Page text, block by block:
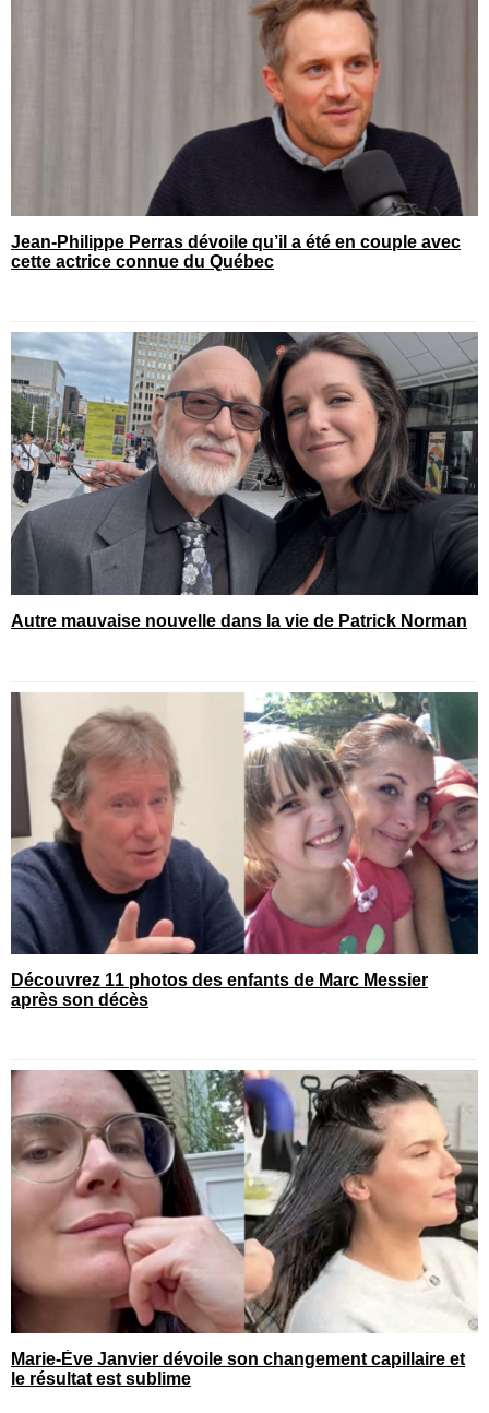
Jean-Philippe Perras dévoile qu’il a été en couple avec
cette actrice connue du Québec
Autre mauvaise nouvelle dans la vie de Patrick Norman
Découvrez 11 photos des enfants de Marc Messier
après son décès
Marie-Ève Janvier dévoile son changement capillaire et
le résultat est sublime